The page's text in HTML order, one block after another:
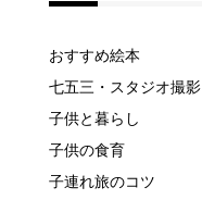
おすすめ絵本
七五三・スタジオ撮影
子供と暮らし
子供の食育
子連れ旅のコツ